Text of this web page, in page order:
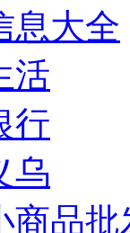
息大全
活
行
乌
商品